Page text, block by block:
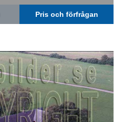
Pris och förfrågan